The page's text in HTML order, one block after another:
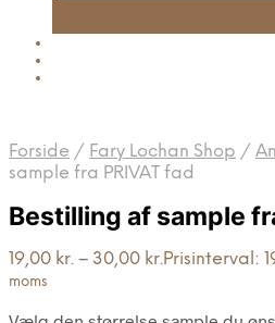
Forside / Fary Lochan Shop /
sample fra PRIVAT fad
Bestilling af sample
19,00 kr. – 30,00 kr.Prisinterval:
moms